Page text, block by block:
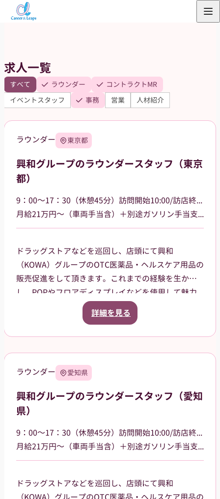
キ
ッ
プ
求人一覧
すべて ラウンダー
コントラクトMR
イベントスタッフ
事務 営業 人材紹介
ラウンダー 東京都
興和グループのラウンダースタッフ（東京
都）
9：00～17：30（休憩45分）訪問開始10:00/訪店終了17:00
月給21万円～（車両手当含）＋別途ガソリン手当支給 その他手当あり
ドラッグストアなどを巡回し、店頭にて興和
（KOWA）グループのOTC医薬品・ヘルスケア用品の
販売促進をして頂きます。これまでの経験を生か
し、POPやフロアディスプレイなどを使用して魅力
的な売場作りをお願いします。また、商品や稼働に
関する研修などは、事前に担当者から数日間行いま
西東京市などを中心に、周辺エリアも担当していた
詳細を見る
ラウンダー 愛知県
興和グループのラウンダースタッフ（愛知
県）
9：00～17：30（休憩45分）訪問開始10:00/訪店終了17:00
月給21万円～（車両手当含）＋別途ガソリン手当支給 その他手当あり
ドラッグストアなどを巡回し、店頭にて興和